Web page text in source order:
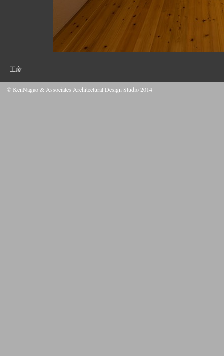
正彦
© KenNagao & Associates Architectural Design Studio 2014